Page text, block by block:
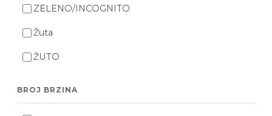
ZELENO/INCOGNITO
Žuta
ŽUTO
BROJ BRZINA